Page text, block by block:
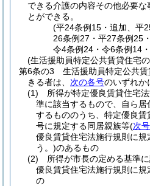
できる介護の内容その他必要な
とができる。
(平24条例15・追加、平
26条例27・平27条例25
令4条例24・令6条例14
(生活援助員特定公共賃貸住宅
第6条の3
生活援助員特定公共
きる者は、 次の各号のいずれか
(1)
所得が特定優良賃貸住宅
準に該当するもので、自ら居
するもののうち、特定優良
号に規定する同居親族等(次号
優良賃貸住宅法施行規則に
う。)のあるもの
(2)
所得が市長の定める基準
優良賃貸住宅法施行規則に
の